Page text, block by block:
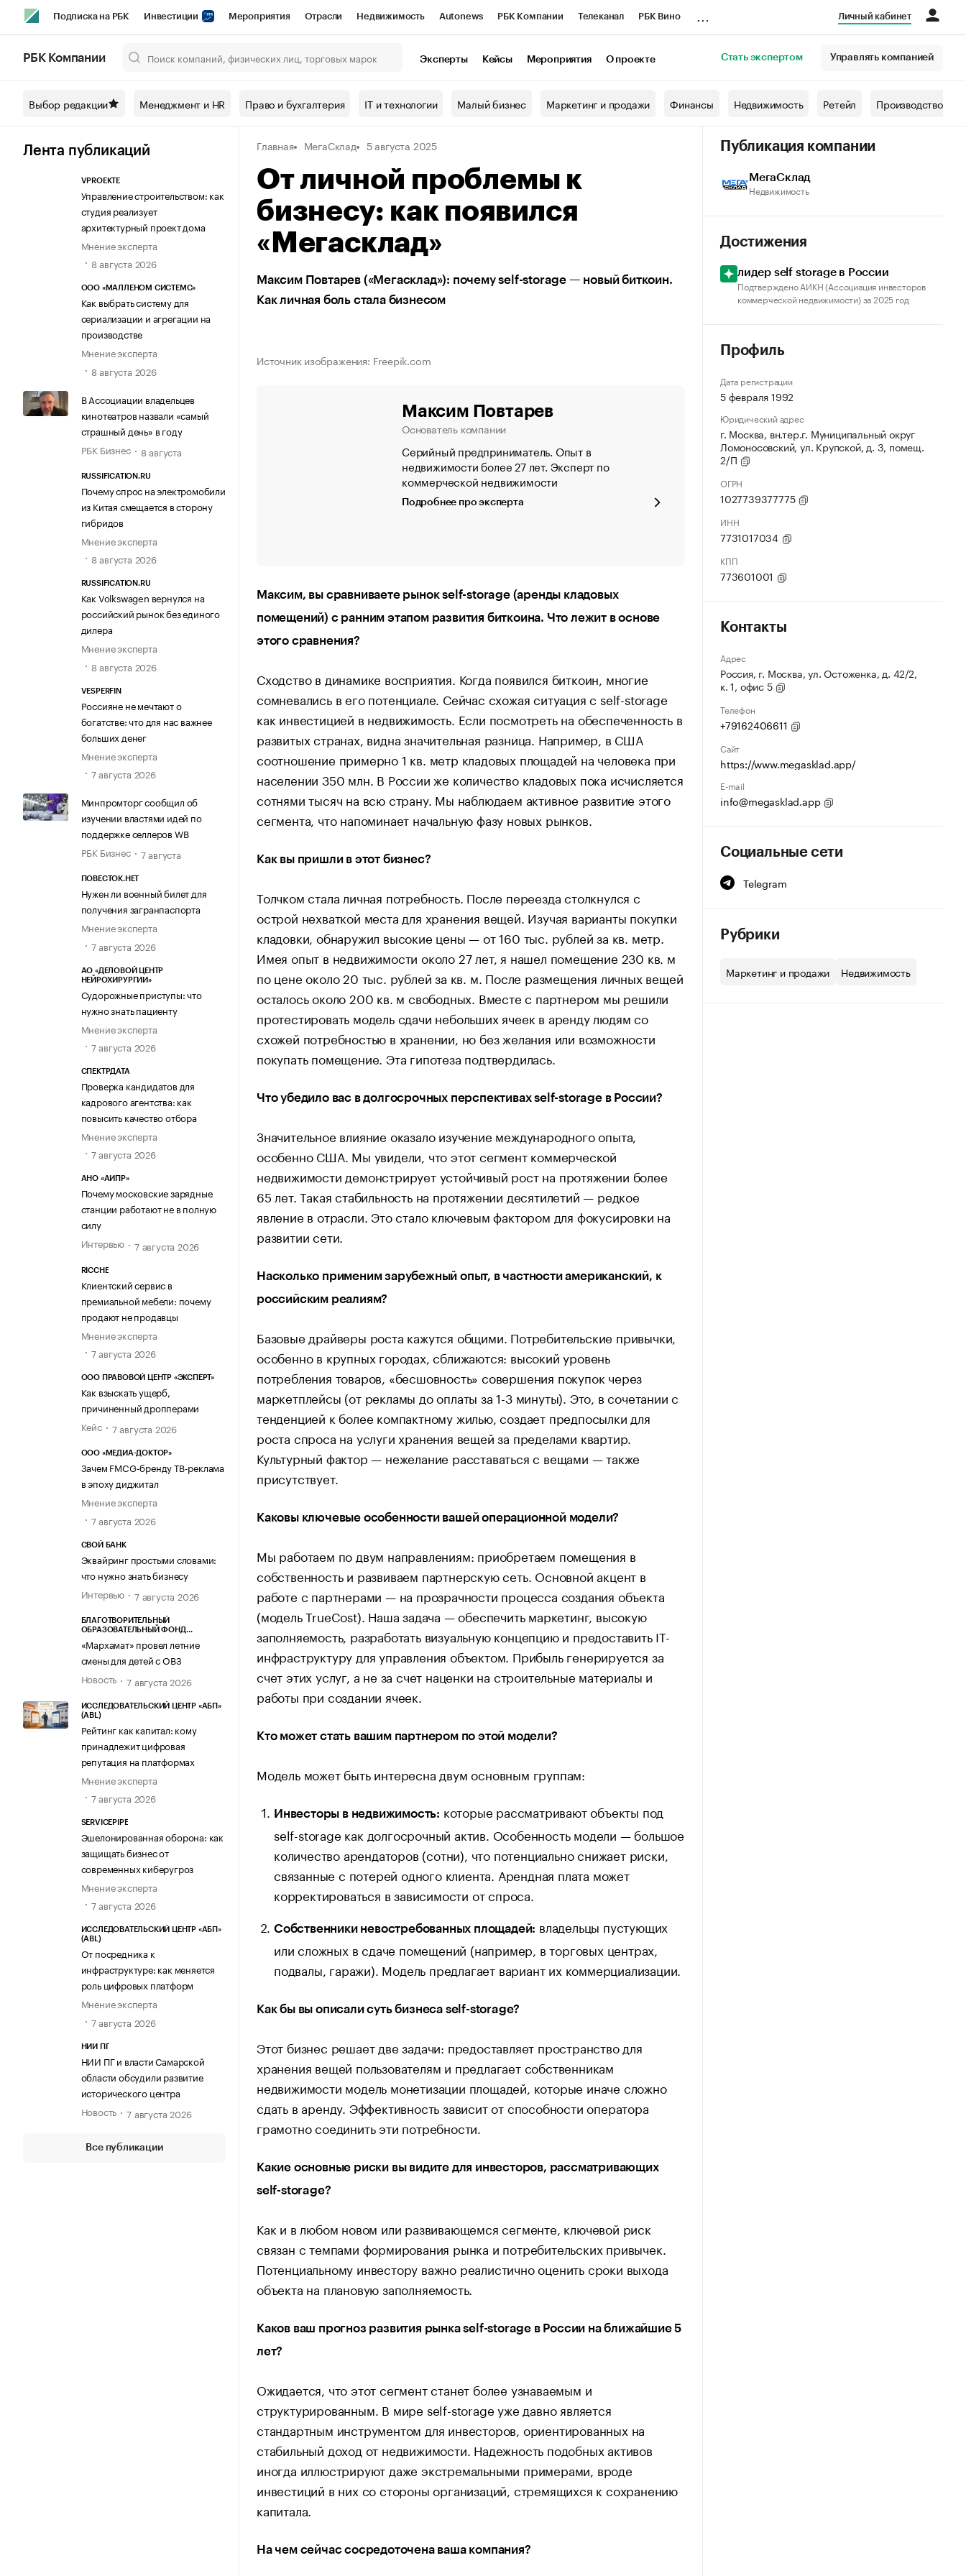
Подписка на РБК Инвестиции Мероприятия Отрасли Недвижимость Autonews РБК Компании Телеканал РБК Вино
Спецпроекты СПб Конференции СПб Спецпроекты Проверка контрагентов
Технологии и медиа Рынок наличной валюты
Личный кабинет
РБК Компании Эксперты Кейсы Мероприятия О проекте Стать экспертом Управлять компанией
Выбор редакции Менеджмент и HR Право и бухгалтерия IT и технологии Малый бизнес Маркетинг и продажи Финансы Недвижимость Ретейл Производство
Лента публикаций
VPROEKTE
Управление строительством: как
студия реализует
архитектурный проект дома
Мнение эксперта
8 августа 2026
ООО «МАЛЛЕНОМ СИСТЕМС»
Как выбрать систему для
сериализации и агрегации на
производстве
Мнение эксперта
8 августа 2026
В Ассоциации владельцев
кинотеатров назвали «самый
страшный день» в году
РБК Бизнес
8 августа
RUSSIFICATION.RU
Почему спрос на электромобили
из Китая смещается в сторону
гибридов
Мнение эксперта
8 августа 2026
RUSSIFICATION.RU
Как Volkswagen вернулся на
российский рынок без единого
дилера
Мнение эксперта
8 августа 2026
VESPERFIN
Россияне не мечтают о
богатстве: что для нас важнее
больших денег
Мнение эксперта
7 августа 2026
Минпромторг сообщил об
изучении властями идей по
поддержке селлеров WB
РБК Бизнес
7 августа
ПОВЕСТОК.НЕТ
Нужен ли военный билет для
получения загранпаспорта
Мнение эксперта
7 августа 2026
АО «ДЕЛОВОЙ ЦЕНТР
НЕЙРОХИРУРГИИ»
Судорожные приступы: что
нужно знать пациенту
Мнение эксперта
7 августа 2026
СПЕКТРДАТА
Проверка кандидатов для
кадрового агентства: как
повысить качество отбора
Мнение эксперта
7 августа 2026
АНО «АИПР»
Почему московские зарядные
станции работают не в полную
силу
Интервью
7 августа 2026
RICCHE
Клиентский сервис в
премиальной мебели: почему
продают не продавцы
Мнение эксперта
7 августа 2026
ООО ПРАВОВОЙ ЦЕНТР «ЭКСПЕРТ»
Как взыскать ущерб,
причиненный дропперами
Кейс
7 августа 2026
ООО «МЕДИА-ДОКТОР»
Зачем FMCG-бренду ТВ-реклама
в эпоху диджитал
Мнение эксперта
7 августа 2026
СВОЙ БАНК
Эквайринг простыми словами:
что нужно знать бизнесу
Интервью
7 августа 2026
БЛАГОТВОРИТЕЛЬНЫЙ
ОБРАЗОВАТЕЛЬНЫЙ ФОНД
«Мархамат» провел летние
смены для детей с ОВЗ
Новость
7 августа 2026
ИССЛЕДОВАТЕЛЬСКИЙ ЦЕНТР «АБП»
(ABL)
Рейтинг как капитал: кому
принадлежит цифровая
репутация на платформах
Мнение эксперта
7 августа 2026
SERVICEPIPE
Эшелонированная оборона: как
защищать бизнес от
современных киберугроз
Мнение эксперта
7 августа 2026
ИССЛЕДОВАТЕЛЬСКИЙ ЦЕНТР «АБП»
(ABL)
От посредника к
инфраструктуре: как меняется
роль цифровых платформ
Мнение эксперта
7 августа 2026
НИИ ПГ
НИИ ПГ и власти Самарской
области обсудили развитие
исторического центра
Новость
7 августа 2026
Все публикации
Главная МегаСклад 5 августа 2025
От личной проблемы к
бизнесу: как появился
«Мегасклад»
Максим Повтарев («Мегасклад»): почему self-storage — новый биткоин.
Как личная боль стала бизнесом
Источник изображения: Freepik.com
Максим Повтарев
Основатель компании
Серийный предприниматель. Опыт в
недвижимости более 27 лет. Эксперт по
коммерческой недвижимости
Подробнее про эксперта
Максим, вы сравниваете рынок self-storage (аренды кладовых
помещений) с ранним этапом развития биткоина. Что лежит в основе
этого сравнения?
Сходство в динамике восприятия. Когда появился биткоин, многие
сомневались в его потенциале. Сейчас схожая ситуация с self-storage
как инвестицией в недвижимость. Если посмотреть на обеспеченность в
развитых странах, видна значительная разница. Например, в США
соотношение примерно 1 кв. метр кладовых площадей на человека при
населении 350 млн. В России же количество кладовых пока исчисляется
сотнями тысяч на всю страну. Мы наблюдаем активное развитие этого
сегмента, что напоминает начальную фазу новых рынков.
Как вы пришли в этот бизнес?
Толчком стала личная потребность. После переезда столкнулся с
острой нехваткой места для хранения вещей. Изучая варианты покупки
кладовки, обнаружил высокие цены — от 160 тыс. рублей за кв. метр.
Имея опыт в недвижимости около 27 лет, я нашел помещение 230 кв. м
по цене около 20 тыс. рублей за кв. м. После размещения личных вещей
осталось около 200 кв. м свободных. Вместе с партнером мы решили
протестировать модель сдачи небольших ячеек в аренду людям со
схожей потребностью в хранении, но без желания или возможности
покупать помещение. Эта гипотеза подтвердилась.
Что убедило вас в долгосрочных перспективах self-storage в России?
Значительное влияние оказало изучение международного опыта,
особенно США. Мы увидели, что этот сегмент коммерческой
недвижимости демонстрирует устойчивый рост на протяжении более
65 лет. Такая стабильность на протяжении десятилетий — редкое
явление в отрасли. Это стало ключевым фактором для фокусировки на
развитии сети.
Насколько применим зарубежный опыт, в частности американский, к
российским реалиям?
Базовые драйверы роста кажутся общими. Потребительские привычки,
особенно в крупных городах, сближаются: высокий уровень
потребления товаров, «бесшовность» совершения покупок через
маркетплейсы (от рекламы до оплаты за 1-3 минуты). Это, в сочетании с
тенденцией к более компактному жилью, создает предпосылки для
роста спроса на услуги хранения вещей за пределами квартир.
Культурный фактор — нежелание расставаться с вещами — также
присутствует.
Каковы ключевые особенности вашей операционной модели?
Мы работаем по двум направлениям: приобретаем помещения в
собственность и развиваем партнерскую сеть. Основной акцент в
работе с партнерами — на прозрачности процесса создания объекта
(модель TrueCost). Наша задача — обеспечить маркетинг, высокую
заполняемость, разработать визуальную концепцию и предоставить IT-
инфраструктуру для управления объектом. Прибыль генерируется за
счет этих услуг, а не за счет наценки на строительные материалы и
работы при создании ячеек.
Кто может стать вашим партнером по этой модели?
Модель может быть интересна двум основным группам:
Инвесторы в недвижимость: которые рассматривают объекты под
self-storage как долгосрочный актив. Особенность модели — большое
количество арендаторов (сотни), что потенциально снижает риски,
связанные с потерей одного клиента. Арендная плата может
корректироваться в зависимости от спроса.
Собственники невостребованных площадей: владельцы пустующих
или сложных в сдаче помещений (например, в торговых центрах,
подвалы, гаражи). Модель предлагает вариант их коммерциализации.
Как бы вы описали суть бизнеса self-storage?
Этот бизнес решает две задачи: предоставляет пространство для
хранения вещей пользователям и предлагает собственникам
недвижимости модель монетизации площадей, которые иначе сложно
сдать в аренду. Эффективность зависит от способности оператора
грамотно соединить эти потребности.
Какие основные риски вы видите для инвесторов, рассматривающих
self-storage?
Как и в любом новом или развивающемся сегменте, ключевой риск
связан с темпами формирования рынка и потребительских привычек.
Потенциальному инвестору важно реалистично оценить сроки выхода
объекта на плановую заполняемость.
Каков ваш прогноз развития рынка self-storage в России на ближайшие 5
лет?
Ожидается, что этот сегмент станет более узнаваемым и
структурированным. В мире self-storage уже давно является
стандартным инструментом для инвесторов, ориентированных на
стабильный доход от недвижимости. Надежность подобных активов
иногда иллюстрируют даже экстремальными примерами, вроде
инвестиций в них со стороны организаций, стремящихся к сохранению
капитала.
На чем сейчас сосредоточена ваша компания?
Публикация компании
МегаСклад
Недвижимость
Достижения
лидер self storage в России
Подтверждено АИКН (Ассоциация инвесторов
коммерческой недвижимости) за 2025 год
Профиль
Дата регистрации
5 февраля 1992
Юридический адрес
г. Москва, вн.тер.г. Муниципальный округ
Ломоносовский, ул. Крупской, д. 3, помещ.
2/П
ОГРН
1027739377775
ИНН
7731017034
КПП
773601001
Контакты
Адрес
Россия, г. Москва, ул. Остоженка, д. 42/2,
к. 1, офис 5
Телефон
+79162406611
Сайт
https://www.megasklad.app/
E-mail
info@megasklad.app
Социальные сети
Telegram
Рубрики
Маркетинг и продажи Недвижимость